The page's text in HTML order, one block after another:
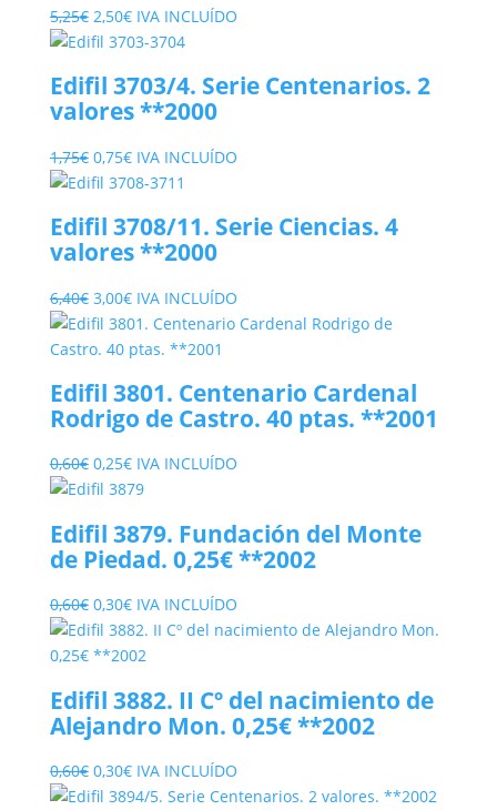
5,25€ El
precio
era:
5,25€.
2,50€El
precio
es:
2,50€.
IVA INCLUÍDO
Edifil 3703/4. Serie Centenarios. 2
valores **2000
1,75€ El
precio
era:
1,75€.
0,75€El
precio
es:
0,75€.
IVA INCLUÍDO
Edifil 3708/11. Serie Ciencias. 4
valores **2000
6,40€ El
precio
original
6,40€.
3,00€El
precio
actual
3,00€.
IVA INCLUÍDO
Edifil 3801. Centenario Cardenal
Rodrigo de Castro. 40 ptas. **2001
0,60€ El
precio
era:
0,60€.
0,25€El
precio
es:
0,25€.
IVA INCLUÍDO
Edifil 3879. Fundación del Monte
de Piedad. 0,25€ **2002
0,60€ El
precio
original
0,60€.
0,30€El
precio
actual
0,30€.
IVA INCLUÍDO
Edifil 3882. II Cº del nacimiento de
Alejandro Mon. 0,25€ **2002
0,60€ El
precio
0,30€El
precio
IVA INCLUÍDO